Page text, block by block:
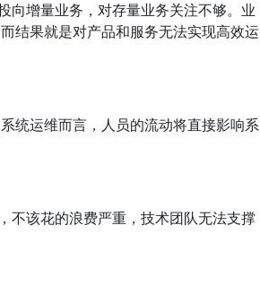
向增量业务，对存量业务关注不够。业
结果就是对产品和服务无法实现高效运
统运维而言，人员的流动将直接影响系
不该花的浪费严重，技术团队无法支撑